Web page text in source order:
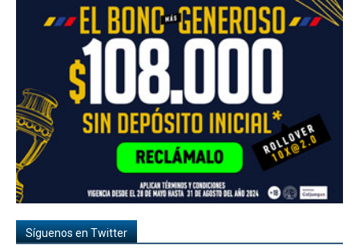
Síguenos en Twitter